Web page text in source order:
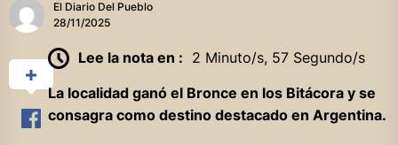
El Diario Del Pueblo
28/11/2025
Lee la nota en : 2 Minuto/s, 57 Segundo/s
La localidad ganó el Bronce en los Bitácora y se
consagra como destino destacado en Argentina.